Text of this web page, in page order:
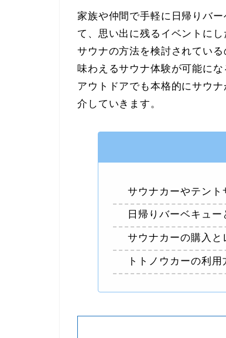
家族や仲間で手軽に日帰りバ
て、思い出に残るイベントに
サウナの方法を検討されてい
味わえるサウナ体験が可能に
アウトドアでも本格的にサウ
介していきます。
サウナカーやテン
日帰りバーベキュ
サウナカーの購入と
トトノウカーの利